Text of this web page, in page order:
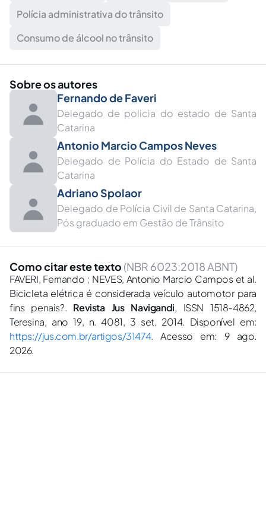
Polícia administrativa do trânsito
Consumo de álcool no trânsito
Sobre os autores
Fernando de Faveri
Delegado de policia do estado de Santa
Catarina
Antonio Marcio Campos Neves
Delegado de Polícia do Estado de Santa
Catarina
Adriano Spolaor
Delegado de Polícia Civil de Santa Catarina,
Pós graduado em Gestão de Trânsito
Como citar este texto (NBR 6023:2018 ABNT)
FAVERI, Fernando ; NEVES, Antonio Marcio Campos et al.
Bicicleta elétrica é considerada veículo automotor para
fins penais?. Revista Jus Navigandi, ISSN 1518-4862,
Teresina, ano 19, n. 4081, 3 set. 2014. Disponível em:
https://jus.com.br/artigos/31474. Acesso em: 9 ago.
2026.